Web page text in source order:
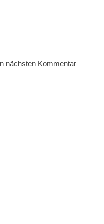
nächsten Kommentar